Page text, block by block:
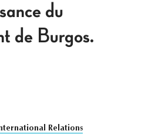
du
de Burgos.
Relations